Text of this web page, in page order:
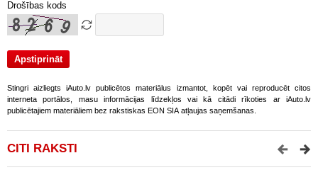
Drošības kods
Stingri aizliegts iAuto.lv publicētos materiālus izmantot, kopēt vai reproducēt citos
interneta portālos, masu informācijas līdzekļos vai kā citādi rīkoties ar iAuto.lv
publicētajiem materiāliem bez rakstiskas EON SIA atļaujas saņemšanas.
CITI RAKSTI